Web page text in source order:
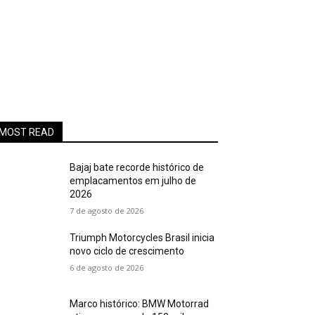
MOST READ
Bajaj bate recorde histórico de
emplacamentos em julho de
2026
7 de agosto de 2026
Triumph Motorcycles Brasil inicia
novo ciclo de crescimento
6 de agosto de 2026
Marco histórico: BMW Motorrad